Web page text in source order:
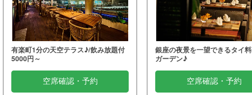
有楽町1分の天空テラス♪/飲み放題付
5000円～
空席確認・予約
銀座の夜景を一望できるタイ
ガーデン♪
空席確認・予約